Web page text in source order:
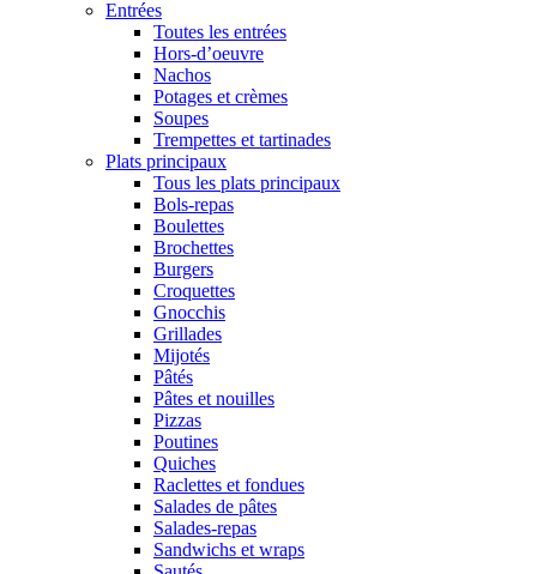
Entrées
Toutes les entrées
Hors-d’oeuvre
Nachos
Potages et crèmes
Soupes
Trempettes et tartinades
Plats principaux
Tous les plats principaux
Bols-repas
Boulettes
Brochettes
Burgers
Croquettes
Gnocchis
Grillades
Mijotés
Pâtés
Pâtes et nouilles
Pizzas
Poutines
Quiches
Raclettes et fondues
Salades de pâtes
Salades-repas
Sandwichs et wraps